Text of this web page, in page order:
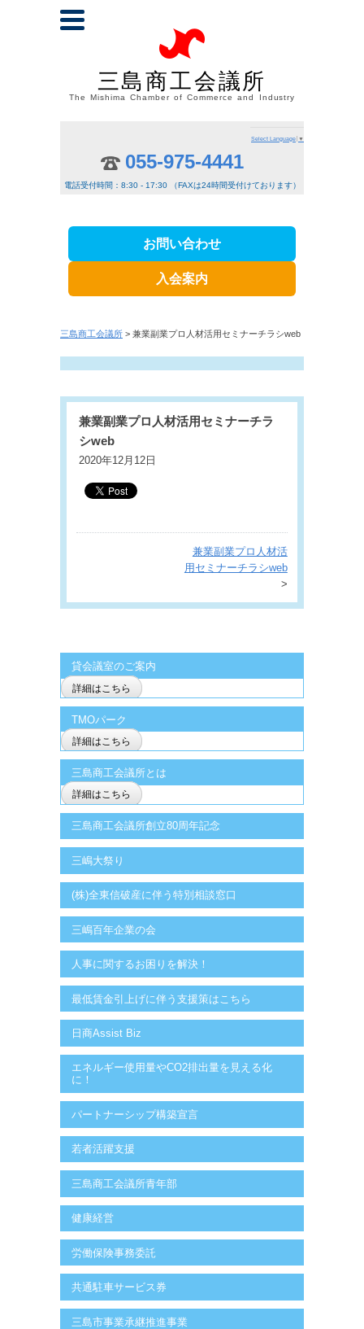
三島商工会議所
The Mishima Chamber of Commerce and Industry
Select Language ▼
055-975-4441
電話受付時間：8:30 - 17:30 （FAXは24時間受付けております）
お問い合わせ
入会案内
三島商工会議所 > 兼業副業プロ人材活用セミナーチラシweb
兼業副業プロ人材活用セミナーチラ
シweb
2020年12月12日
兼業副業プロ人材活
用セミナーチラシweb
>
貸会議室のご案内
詳細はこちら
TMOパーク
詳細はこちら
三島商工会議所とは
詳細はこちら
三島商工会議所創立80周年記念
三嶋大祭り
(株)全東信破産に伴う特別相談窓口
三嶋百年企業の会
人事に関するお困りを解決！
最低賃金引上げに伴う支援策はこちら
日商Assist Biz
エネルギー使用量やCO2排出量を見える化
に！
パートナーシップ構築宣言
若者活躍支援
三島商工会議所青年部
健康経営
労働保険事務委託
共通駐車サービス券
三島市事業承継推進事業